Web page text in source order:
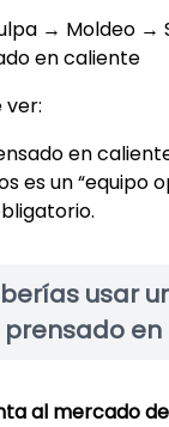
→ Moldeo →
en caliente
ver:
en
es un “equipo
usar
en
al mercado